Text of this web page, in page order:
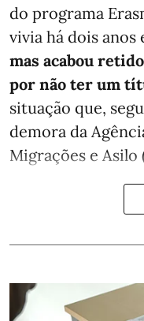
do programa
vivia há dois anos
mas acabou
por não ter um
situação que,
demora da
Migrações e